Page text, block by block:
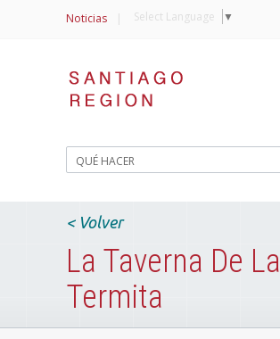
Noticias | Select Language ▼
< Volver
La Taverna De La
Termita